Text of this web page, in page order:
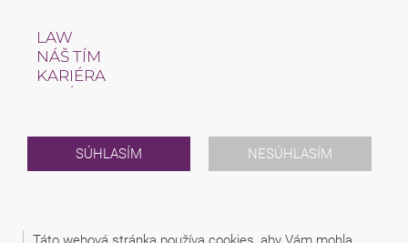
SÚHLASÍM NESÚHLASÍM
LAW
NÁŠ TÍM
KARIÉRA
NEWS & JUSFUL
PODUJATIA
KONTAKT